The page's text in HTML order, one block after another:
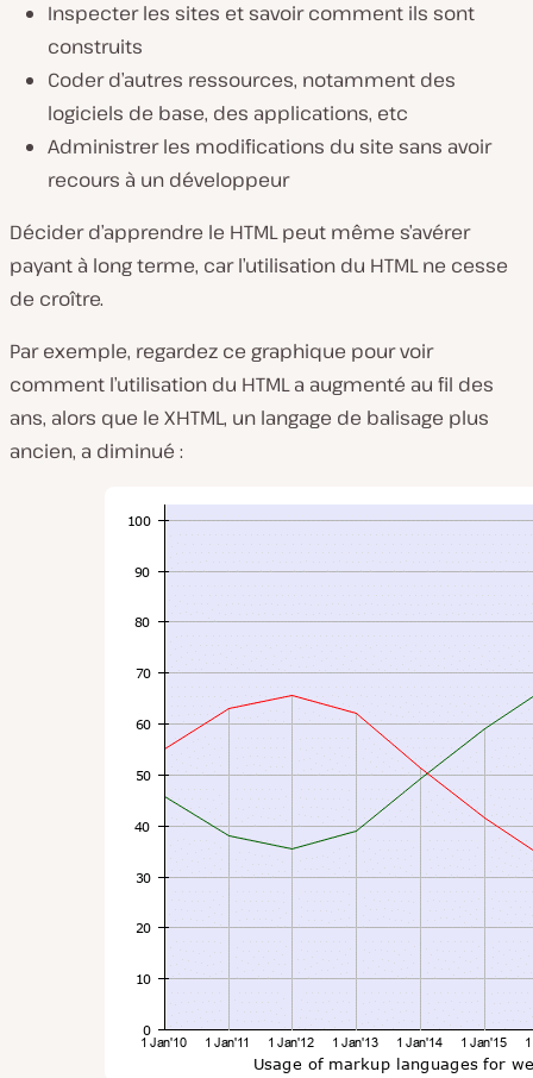
Inspecter les sites et savoir comment ils sont
construits
Coder d’autres ressources, notamment des
logiciels de base, des applications, etc
Administrer les modifications du site sans avoir
recours à un développeur
Décider d’apprendre le HTML peut même s’avérer
payant à long terme, car l’utilisation du HTML ne cesse
de croître.
Par exemple, regardez ce graphique pour voir
comment l’utilisation du HTML a augmenté au fil des
ans, alors que le XHTML, un langage de balisage plus
ancien, a diminué :